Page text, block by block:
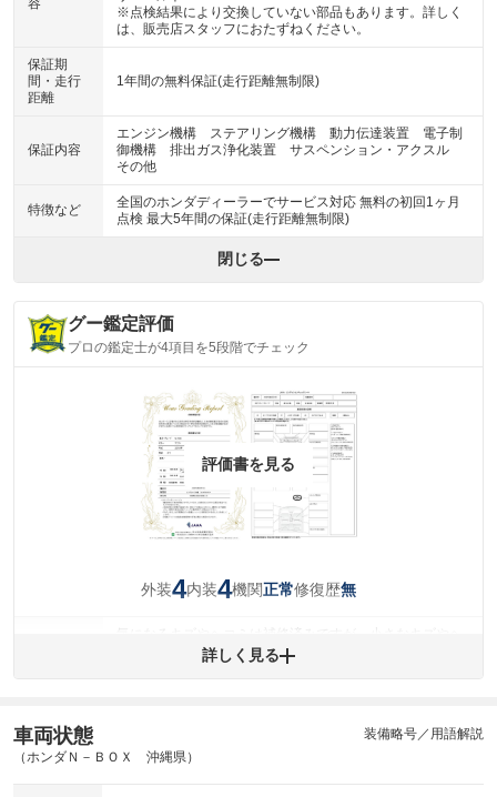
容
※点検結果により交換していない部品もあります。詳しく
は、販売店スタッフにおたずねください。
保証期
間・走行
距離
1年間の無料保証(走行距離無制限)
保証内容
エンジン機構 ステアリング機構 動力伝達装置 電子制
御機構 排出ガス浄化装置 サスペンション・アクスル
その他
特徴など
全国のホンダディーラーでサービス対応 無料の初回1ヶ月
点検 最大5年間の保証(走行距離無制限)
閉じる
グー鑑定評価
プロの鑑定士が4項目を5段階でチェック
評価書を見る
外装4内装4機関正常修復歴無
コミが残っています。
(内装状態)
機関 主要機関に不具合はありません。
詳しく見る
車両状態
（ホンダＮ－ＢＯＸ 沖縄県）
装備略号／用語解説